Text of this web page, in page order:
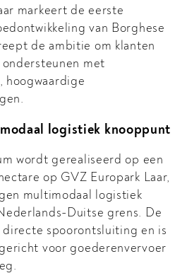
markeert de eerste
van Borghese
de ambitie om klanten
met
hoogwaardige
logistiek knooppunt
wordt gerealiseerd op een
op GVZ Europark Laar,
multimodaal logistiek
Duitse grens. De
spoorontsluiting en is
voor goederenvervoer